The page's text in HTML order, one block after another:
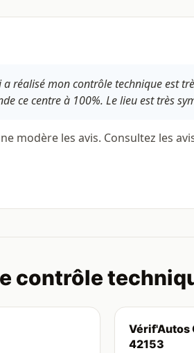
réalisé mon contrôle technique est
ce centre à 100%. Le lieu est très
modère les avis. Consultez les
contrôle
Vérif'Autos
42153